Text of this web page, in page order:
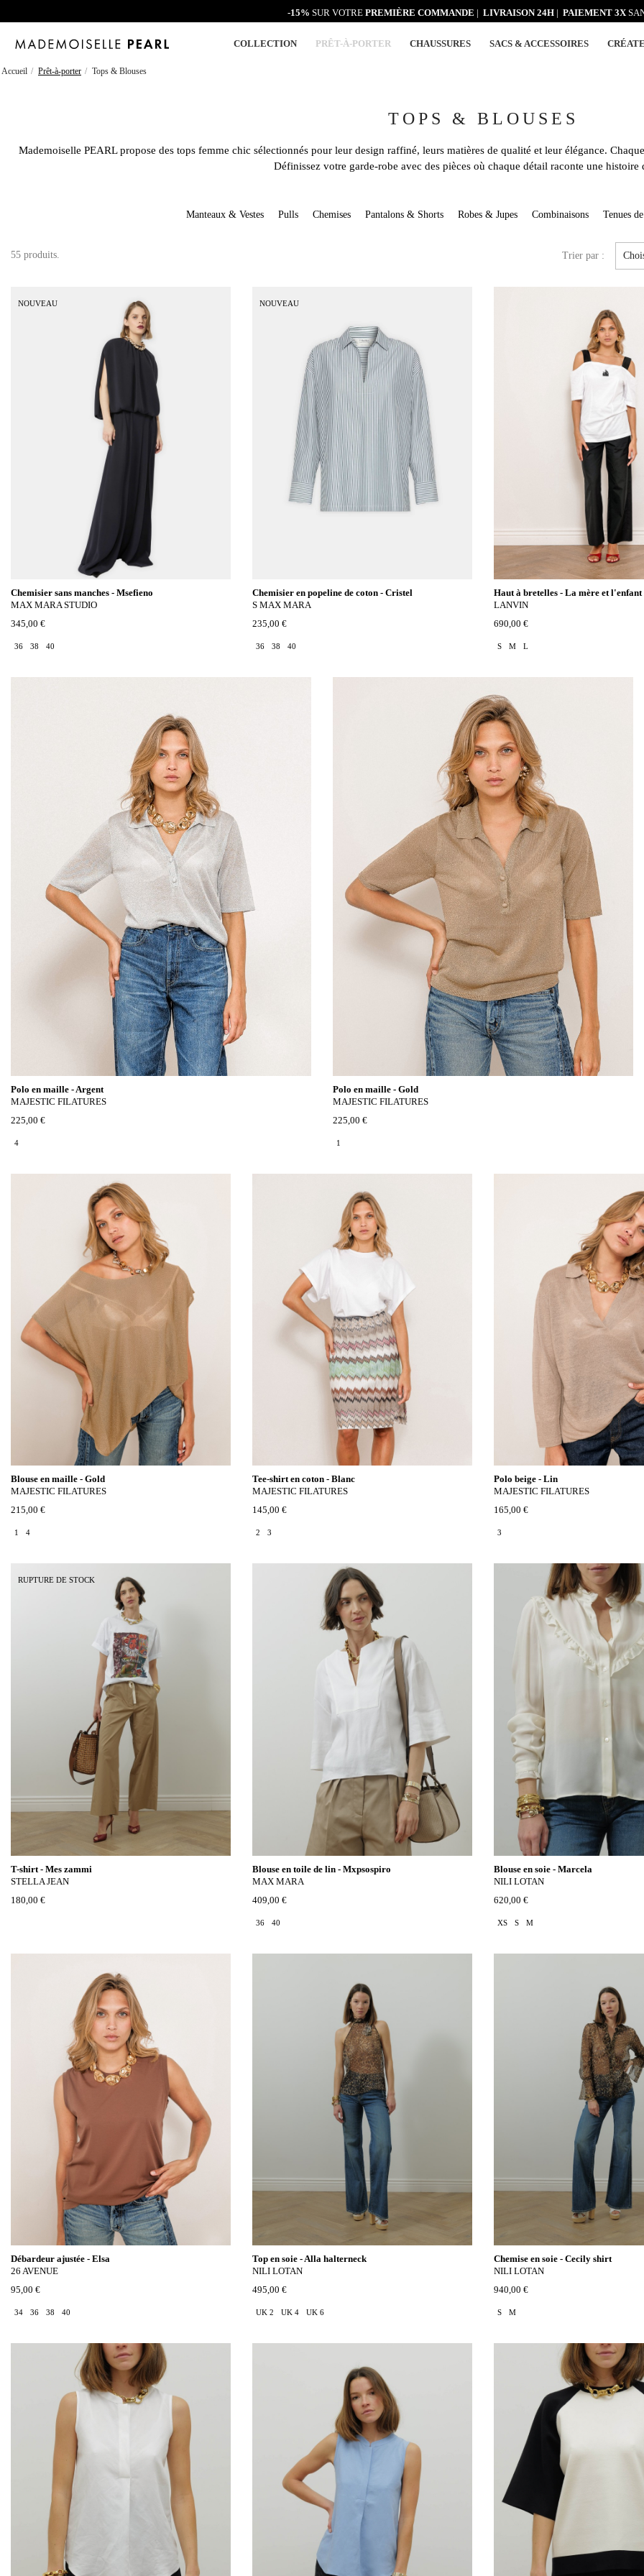
-15% SUR VOTRE PREMIÈRE COMMANDE | LIVRAISON 24H | PAIEMENT 3X
COLLECTION PRÊT-À-PORTER CHAUSSURES SACS & ACCESSOIRES
Accueil Prêt-à-porter Tops & Blouses
TOPS & BLOUSES
Mademoiselle PEARLpropose des tops femme chic sélectionnés pour leur design raffiné, leurs matières de qualité et leur élégance.
Définissez votre garde-robe avec des pièces où chaque détail raconte une histoire
Manteaux & Vestes Pulls Chemises Pantalons & Shorts Robes & Jupes Combinaisons Tenues
55 produits. Trier par :
NOUVEAU
Chemisier sans manches - Msefieno
MAX MARA STUDIO
345,00 €
36 38 40
NOUVEAU
Chemisier en popeline de coton - Cristel
S MAX MARA
235,00 €
36 38 40
Haut à bretelles - La mère et l'enfant
LANVIN
690,00 €
S M L
Polo en maille - Argent
MAJESTIC FILATURES
225,00 €
4
Polo en maille - Gold
MAJESTIC FILATURES
225,00 €
1
Blouse en maille - Gold
MAJESTIC FILATURES
215,00 €
1 4
Tee-shirt en coton - Blanc
MAJESTIC FILATURES
145,00 €
2 3
Polo beige - Lin
MAJESTIC FILATURES
165,00 €
3
RUPTURE DE STOCK
T-shirt - Mes zammi
STELLA JEAN
180,00 €
Blouse en toile de lin - Mxpsospiro
MAX MARA
409,00 €
36 40
Blouse en soie - Marcela
NILI LOTAN
620,00 €
XS S M
Débardeur ajustée - Elsa
26 AVENUE
95,00 €
34 36 38 40
Top en soie - Alla halterneck
NILI LOTAN
495,00 €
UK 2 UK 4 UK 6
Chemise en soie - Cecily shirt
NILI LOTAN
940,00 €
S M